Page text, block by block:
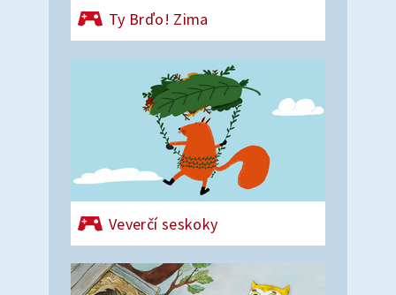
Ty Brďo! Zima
Veverčí seskoky